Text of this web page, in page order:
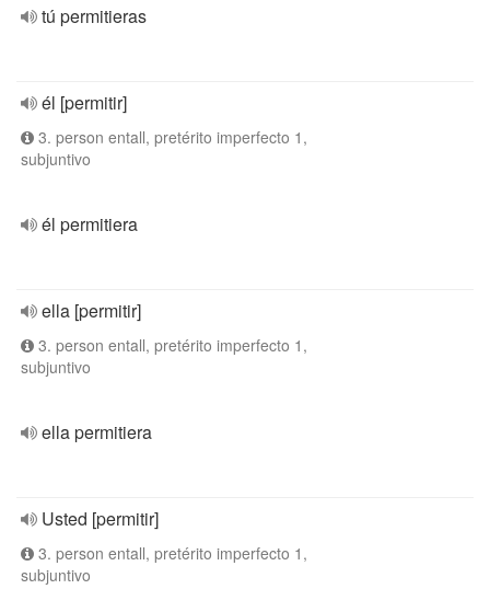
tú permitieras
él [permitir]
3. person entall, pretérito imperfecto 1,
subjuntivo
él permitiera
ella [permitir]
3. person entall, pretérito imperfecto 1,
subjuntivo
ella permitiera
Usted [permitir]
3. person entall, pretérito imperfecto 1,
subjuntivo